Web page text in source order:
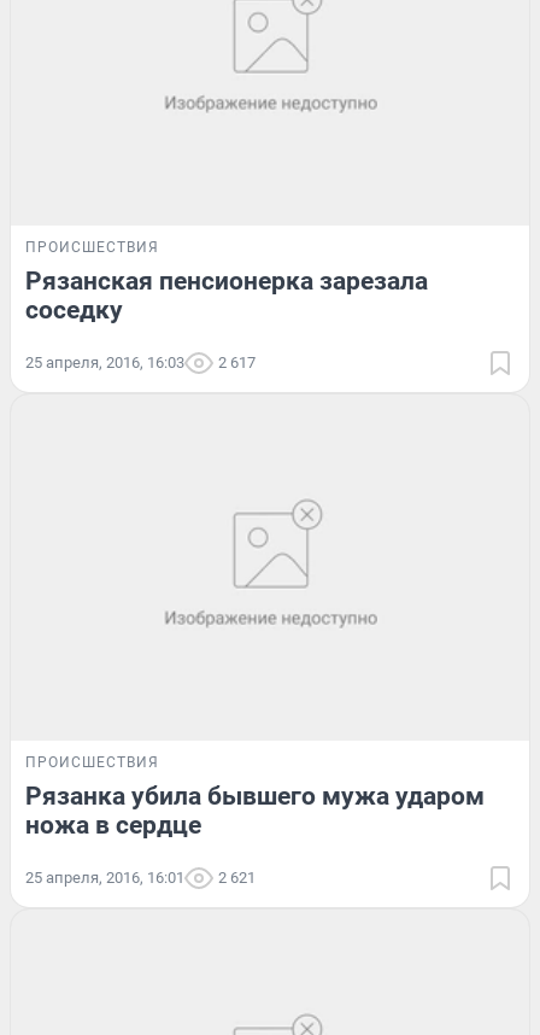
ПРОИСШЕСТВИЯ
Рязанская пенсионерка зарезала
соседку
25 апреля, 2016, 16:03 2 617
ПРОИСШЕСТВИЯ
Рязанка убила бывшего мужа ударом
ножа в сердце
25 апреля, 2016, 16:01 2 621